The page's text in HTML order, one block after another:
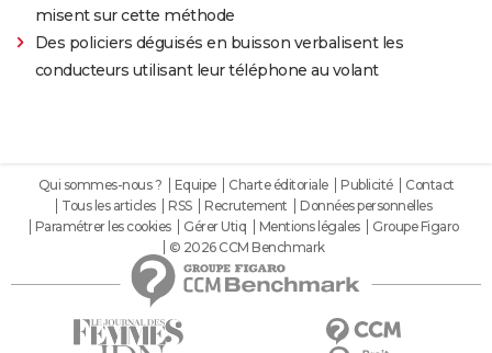
misent sur cette méthode
Des policiers déguisés en buisson verbalisent les
conducteurs utilisant leur téléphone au volant
Qui sommes-nous ? Equipe Charte éditoriale Publicité
Contact
Tous les articles
RSS Recrutement
Données personnelles
Paramétrer les cookies
Gérer Utiq Mentions légales
Groupe Figaro
© 2026 CCM Benchmark